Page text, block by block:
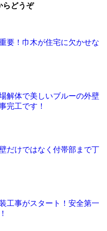
らどうぞ
要！巾木が住宅に欠かせな
解体で美しいブルーの外壁
完工です！
だけではなく付帯部まで丁
工事がスタート！安全第一